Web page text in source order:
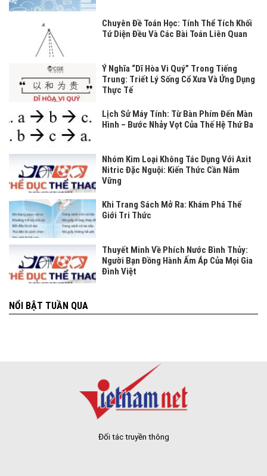
Chuyên Đề Toán Học: Tính Thể Tích Khối
Tứ Diện Đều Và Các Bài Toán Liên Quan
Ý Nghĩa “Dĩ Hòa Vi Quý” Trong Tiếng
Trung: Triết Lý Sống Cổ Xưa Và Ứng Dụng
Thực Tế
Lịch Sử Máy Tính: Từ Bàn Phím Đến Màn
Hình – Bước Nhảy Vọt Của Thế Hệ Thứ Ba
Nhóm Kim Loại Không Tác Dụng Với Axit
Nitric Đặc Nguội: Kiến Thức Cần Nắm
Vững
Khi Trang Sách Mở Ra: Khám Phá Thế
Giới Tri Thức
Thuyết Minh Về Phích Nước Bình Thủy:
Người Bạn Đồng Hành Ấm Áp Của Mọi Gia
Đình Việt
NỔI BẬT TUẦN QUA
Đối tác truyền thông